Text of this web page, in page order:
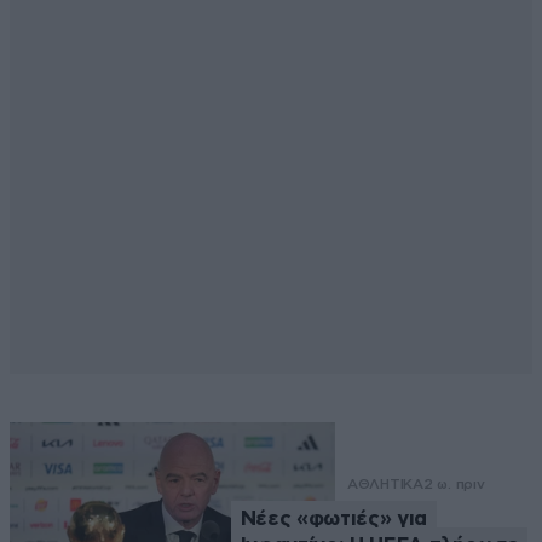
ΑΘΛΗΤΙΚΑ2 ω. πριν
Νέες «φωτιές» για